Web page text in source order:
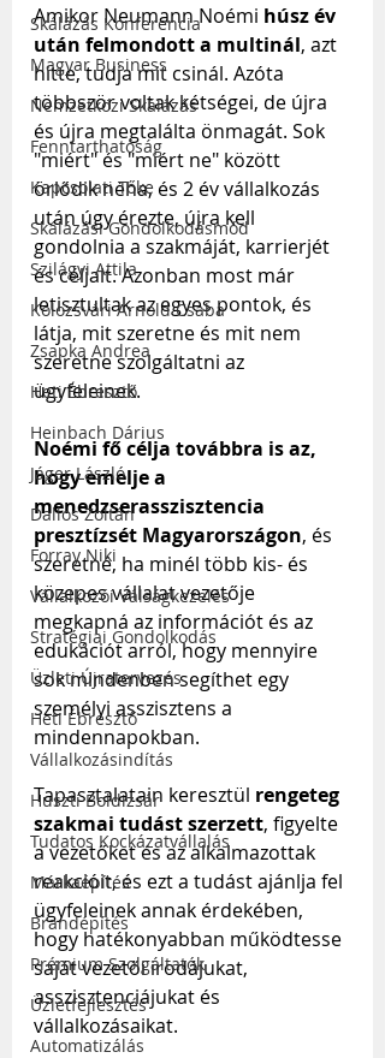
Skálázás Konferencia
Magyar Business
Nemzetközi Skálázás
Fenntarthatóság
Kapcsolati Tőke
Skálázási Gondolkodásmód
Szilágyi Attila
Kolozsvári Arnold Csaba
Zsapka Andrea
Heti Ébresztő
Heinbach Dárius
Jáger László
Dallos Zoltán
Forray Niki
Vállalkozói Válságkezelés
Stratégiai Gondolkodás
Üzleti Újratervezés
Heti Ébresztő
Vállalkozásindítás
Huszti Boldizsár
Tudatos Kockázatvállalás
Márkaépítés
Brandépítés
Prémium Szolgáltatók
Üzletfejlesztés
Automatizálás
Amikor Neumann Noémi húsz év
után felmondott a multinál, azt
hitte, tudja mit csinál. Azóta
többször voltak kétségei, de újra
és újra megtalálta önmagát. Sok
"miért" és "miért ne" között
örlődik néha, és 2 év vállalkozás
után úgy érezte, újra kell
gondolnia a szakmáját, karrierjét
és céljait. Azonban most már
letisztultak az egyes pontok, és
látja, mit szeretne és mit nem
szeretne szolgáltatni az
ügyfeleinek.
Noémi fő célja továbbra is az,
hogy emelje a
menedzserasszisztencia
presztízsét Magyarországon, és
szeretné, ha minél több kis- és
közepes vállalat vezetője
megkapná az információt és az
edukációt arról, hogy mennyire
sok mindenben segíthet egy
személyi asszisztens a
mindennapokban.
Tapasztalatain keresztül rengeteg
szakmai tudást szerzett, figyelte
a vezetőket és az alkalmazottak
reakcióit, és ezt a tudást ajánlja fel
ügyfeleinek annak érdekében,
hogy hatékonyabban működtesse
saját vezetői irodájukat,
asszisztenciájukat és
vállalkozásaikat.